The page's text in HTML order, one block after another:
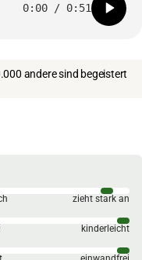
0:00 / 0:51
andere sind begeistert
zieht stark an
kinderleicht